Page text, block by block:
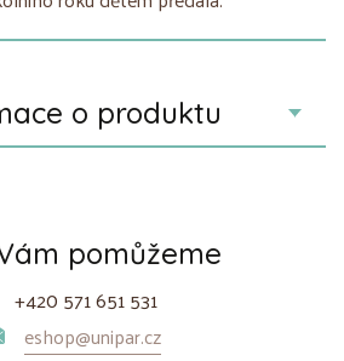
o produktu
pomůžeme
+420 571 651 531
eshop@unipar.cz